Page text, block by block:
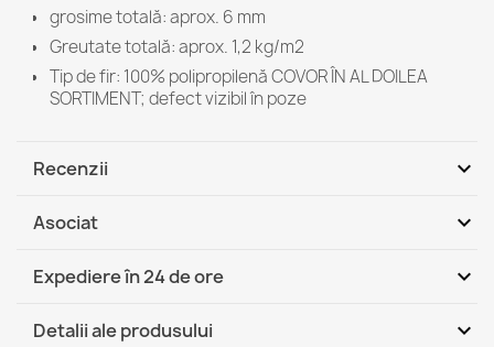
grosime totală: aprox. 6 mm
Greutate totală: aprox. 1,2 kg/m2
Tip de fir: 100% polipropilenă COVOR ÎN AL DOILEA
SORTIMENT; defect vizibil în poze
Recenzii expand_more
Asociat expand_more
Expediere în 24 de ore expand_more
DHL / GLS România - Ramburs (COD)
Detalii ale produsului expand_more